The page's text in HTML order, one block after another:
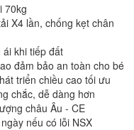
70kg
X4 lần, chống kẹt chân
khi tiếp đất
đảm bảo an toàn cho bé
triển chiều cao tối ưu
chắc, dễ dàng hơn
châu Âu - CE
nếu có lỗi NSX